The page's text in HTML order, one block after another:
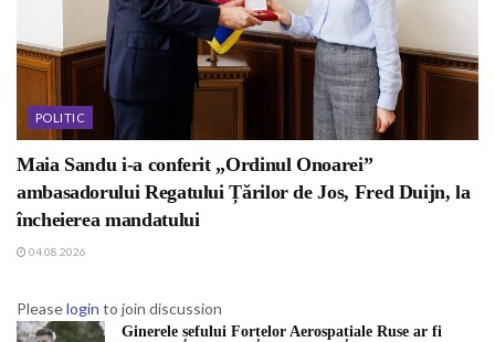
POLITIC
Maia Sandu i-a conferit „Ordinul Onoarei”
ambasadorului Regatului Țărilor de Jos, Fred Duijn, la
încheierea mandatului
04.08.2026
Pleaselogin to join discussion
Ginerele șefului Forțelor Aerospațiale Ruse ar fi